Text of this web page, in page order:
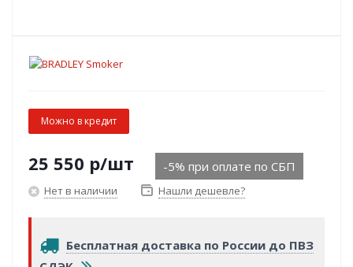
Можно в кредит
25 550 р/шт -5% при оплате по СБП
Нет в наличии Нашли дешевле?
Бесплатная доставка по России до ПВЗ